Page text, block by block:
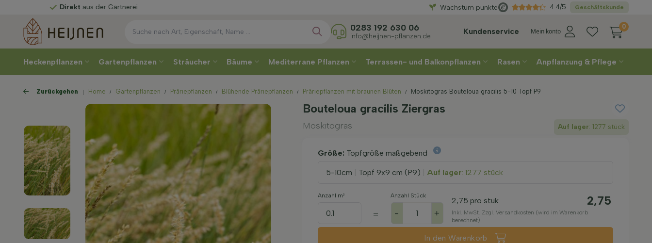
aus der Gärtnerei WählenSie Ihre Lieferwoche
Wachstum punkte Geschäftskunde
4.4/5
Kundenservice Mein konto
0
0283 192 630 06
info@heijnen-pflanzen.de
Heckenpflanzen Gartenpflanzen Sträucher Bäume Mediterrane Pflanzen Terrassen- und Balkonpflanzen Rasen Anpflanzung & Pflege
Zurückgehen Home Gartenpflanzen Präriepflanzen Blühende Präriepflanzen Präriepflanzen mit braunen Blüten Moskitogras Bouteloua gracilis 5-10 Topf P9
Bouteloua gracilis Ziergras
Moskitogras Auf lager: 1277 stück
Größe: Topfgröße maßgebend
5-10cm Topf 9x9 cm (P9) Auf lager: 1277 stück
Anzahl m²
=
Anzahl Stück
- +
2,75 pro stuk 2,75
Inkl. MwSt. Zzgl. Versandkosten (wird im Warenkorb
berechnet)
In den Warenkorb